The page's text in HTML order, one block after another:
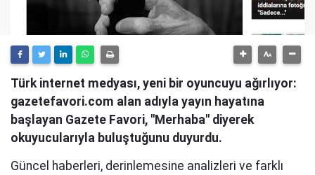
Türk internet medyası, yeni bir oyuncuyu ağırlıyor:
gazetefavori.com alan adıyla yayın hayatına
başlayan Gazete Favori, "Merhaba" diyerek
okuyucularıyla buluştuğunu duyurdu.
Güncel haberleri, derinlemesine analizleri ve farklı